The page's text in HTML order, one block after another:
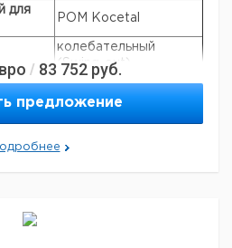
для
POM Kocetal
колебательный
(Swing-out)
4
2-9 мл
4200 об/мин
2960 × g
/ 83 752 руб.
предложение